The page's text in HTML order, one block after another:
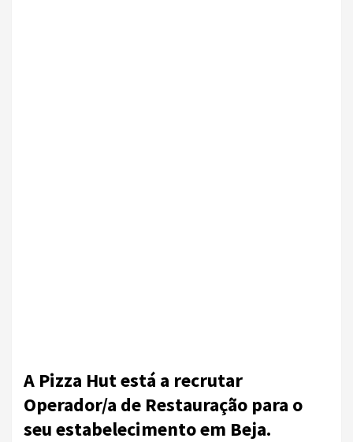
A Pizza Hut está a recrutar
Operador/a de Restauração para o
seu estabelecimento em Beja.